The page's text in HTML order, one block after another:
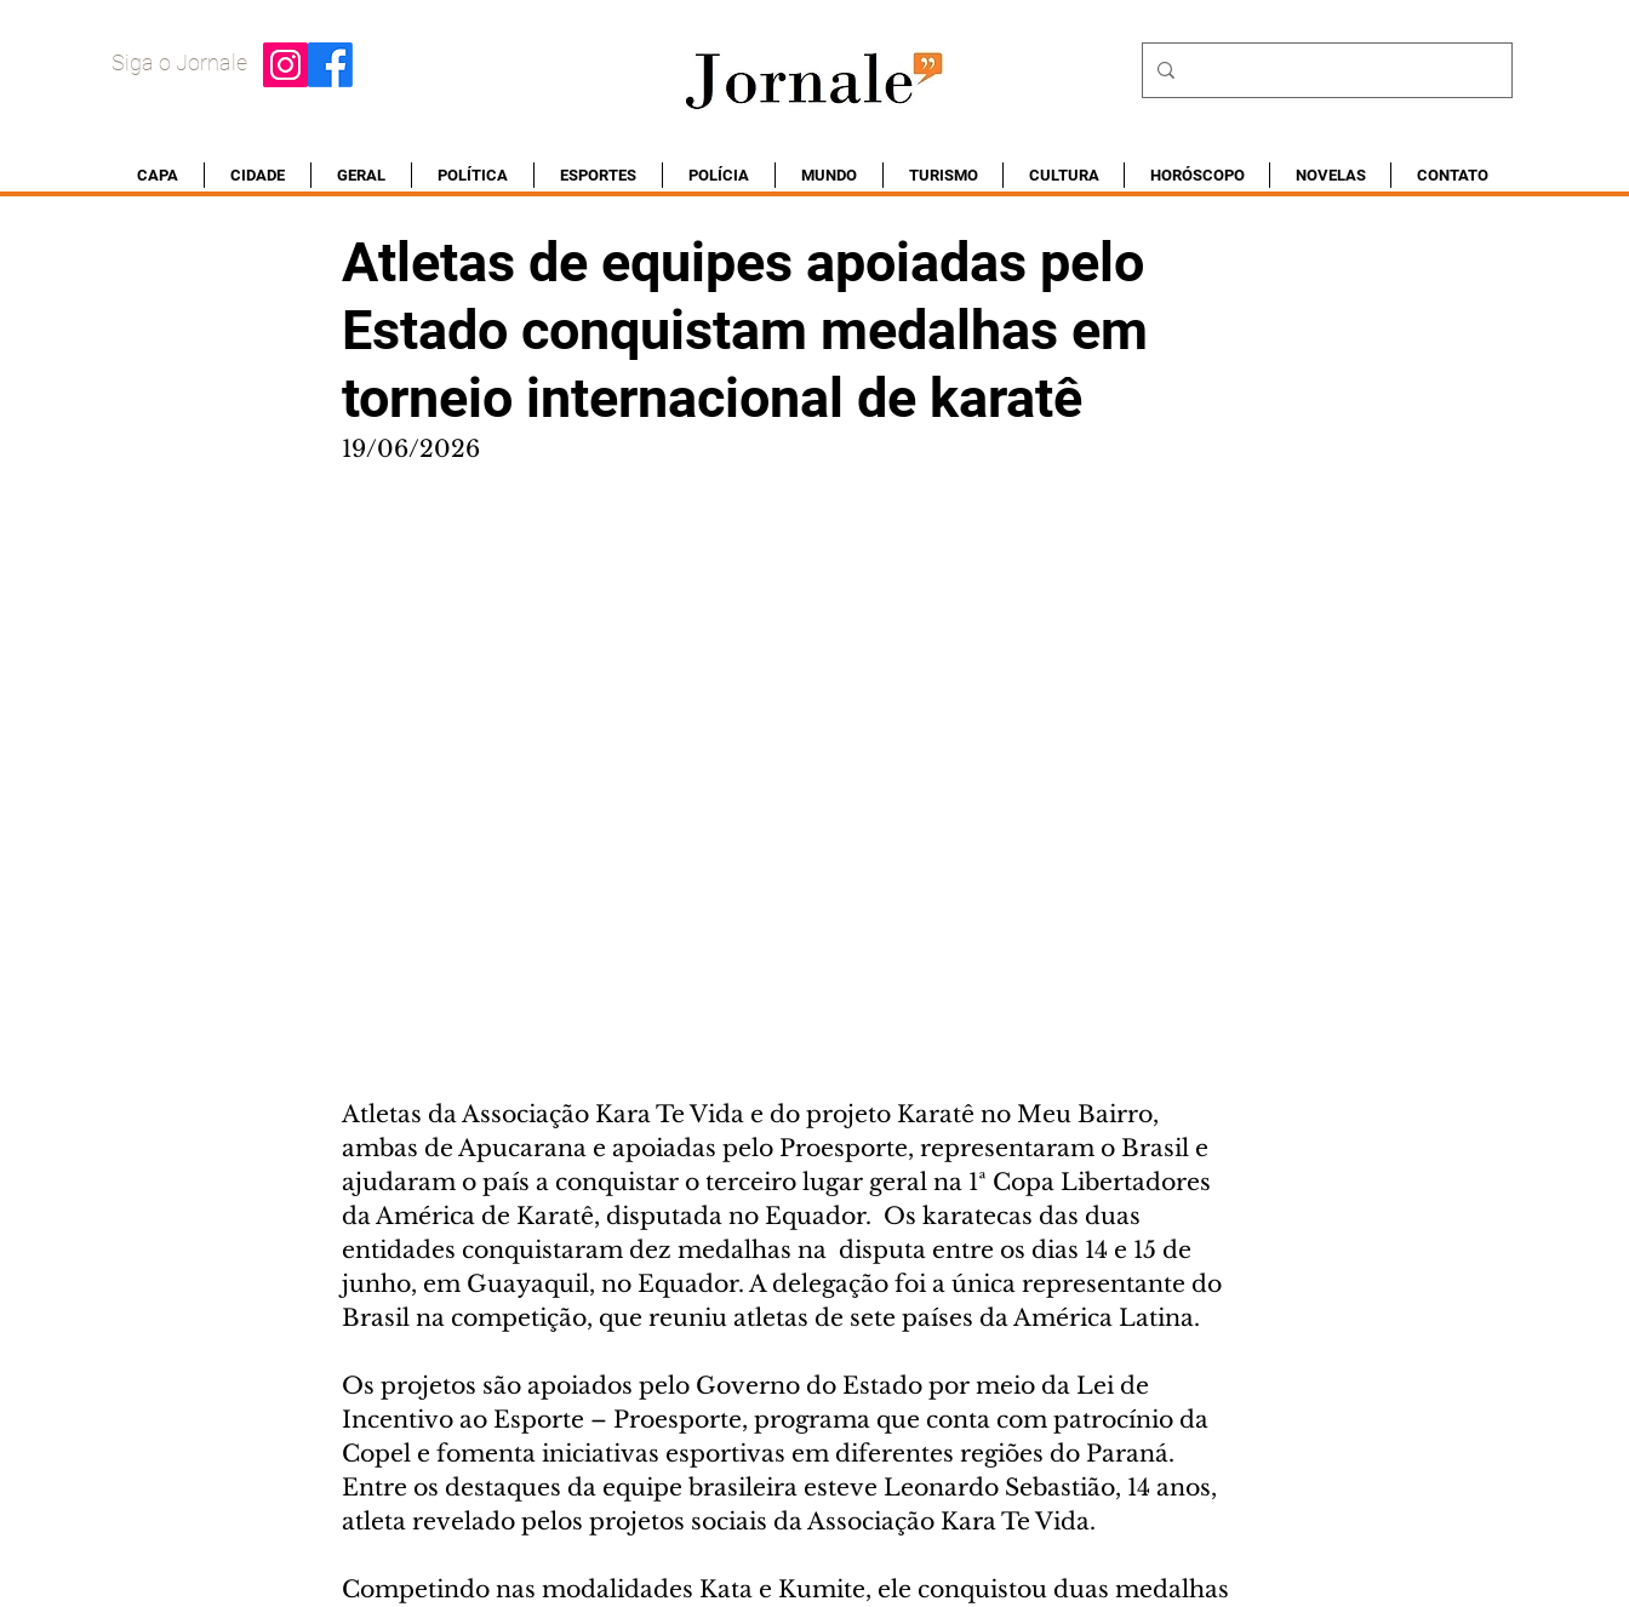
Siga o Jornale
CAPA CIDADE GERAL POLÍTICA ESPORTES POLÍCIA MUNDO TURISMO CULTURA HORÓSCOPO NOVELAS CONTATO
Atletas de equipes apoiadas pelo
Estado conquistam medalhas em
torneio internacional de karatê
19/06/2026
Atletas da Associação Kara Te Vida e do projeto Karatê no Meu Bairro,
ambas de Apucarana e apoiadas pelo Proesporte, representaram o Brasil e
ajudaram o país a conquistar o terceiro lugar geral na 1ª Copa Libertadores
da América de Karatê, disputada no Equador.  Os karatecas das duas
entidades conquistaram dez medalhas na  disputa entre os dias 14 e 15 de
junho, em Guayaquil, no Equador. A delegação foi a única representante do
Brasil na competição, que reuniu atletas de sete países da América Latina.
Os projetos são apoiados pelo Governo do Estado por meio da Lei de
Incentivo ao Esporte – Proesporte, programa que conta com patrocínio da
Copel e fomenta iniciativas esportivas em diferentes regiões do Paraná.
Entre os destaques da equipe brasileira esteve Leonardo Sebastião, 14 anos,
atleta revelado pelos projetos sociais da Associação Kara Te Vida.
Competindo nas modalidades Kata e Kumite, ele conquistou duas medalhas